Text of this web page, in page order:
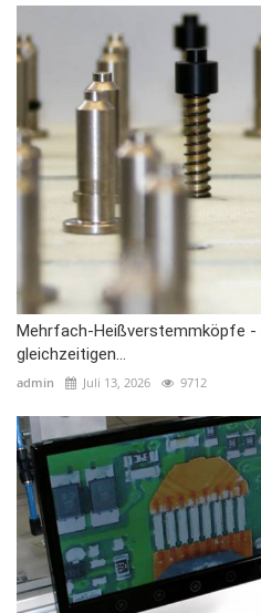
Mehrfach-Heißverstemmköpfe -
gleichzeitigen...
admin Juli 13, 2026 9712